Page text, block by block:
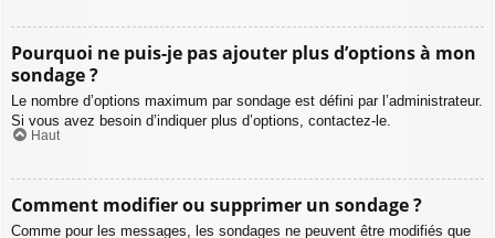
Pourquoi ne puis-je pas ajouter plus d’options à mon
sondage ?
Le nombre d’options maximum par sondage est défini par l’administrateur.
Si vous avez besoin d’indiquer plus d’options, contactez-le.
Haut
Comment modifier ou supprimer un sondage ?
Comme pour les messages, les sondages ne peuvent être modifiés que